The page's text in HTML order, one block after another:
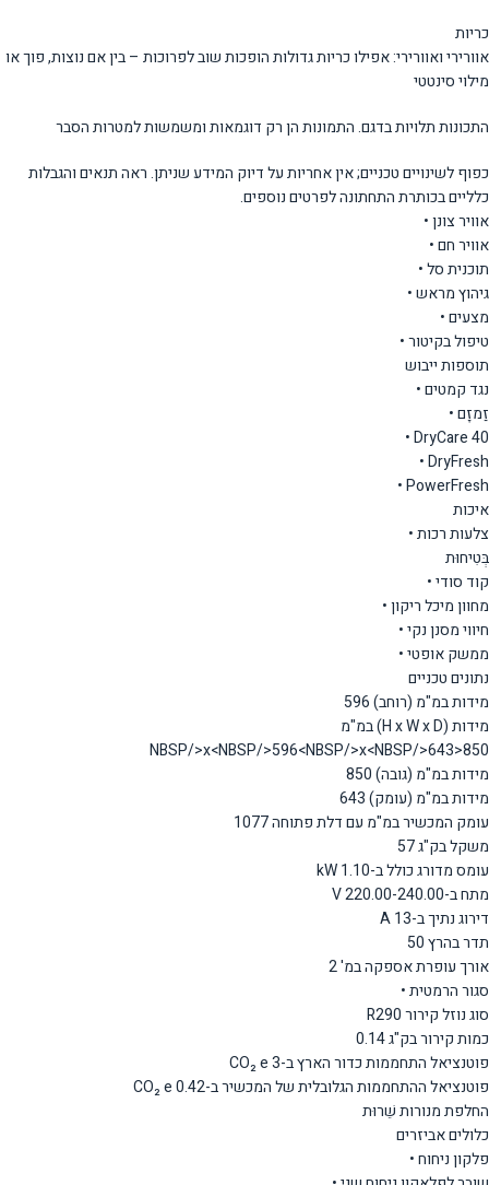
כריות
אוורירי ואוורירי: אפילו כריות גדולות הופכות שוב לפרוכות – בין אם נוצות, פוך או
מילוי סינטטי
התכונות תלויות בדגם. התמונות הן רק דוגמאות ומשמשות למטרות הסבר
כפוף לשינויים טכניים; אין אחריות על דיוק המידע שניתן. ראה תנאים והגבלות
כלליים בכותרת התחתונה לפרטים נוספים.
אוויר צונן •
אוויר חם •
תוכנית סל •
גיהוץ מראש •
מצעים •
טיפול בקיטור •
תוספות ייבוש
נגד קמטים •
זַמזָם •
DryCare 40 •
DryFresh •
PowerFresh •
איכות
צלעות רכות •
בְּטִיחוּת
קוד סודי •
מחוון מיכל ריקון •
חיווי מסנן נקי •
ממשק אופטי •
נתונים טכניים
מידות במ"מ (רוחב) 596
מידות (H x W x D) במ"מ
850<NBSP/>x<NBSP/>596<NBSP/>x<NBSP/>643
מידות במ"מ (גובה) 850
מידות במ"מ (עומק) 643
עומק המכשיר במ"מ עם דלת פתוחה 1077
משקל בק"ג 57
עומס מדורג כולל ב-kW 1.10
מתח ב-V 220.00-240.00
דירוג נתיך ב-A 13
תדר בהרץ 50
אורך עופרת אספקה במ' 2
סגור הרמטית •
סוג נוזל קירור R290
כמות קירור בק"ג 0.14
פוטנציאל התחממות כדור הארץ ב-CO₂ e 3
פוטנציאל ההתחממות הגלובלית של המכשיר ב-CO₂ e 0.42
החלפת מנורות שֵׁרוּת
כלולים אביזרים
פלקון ניחוח •